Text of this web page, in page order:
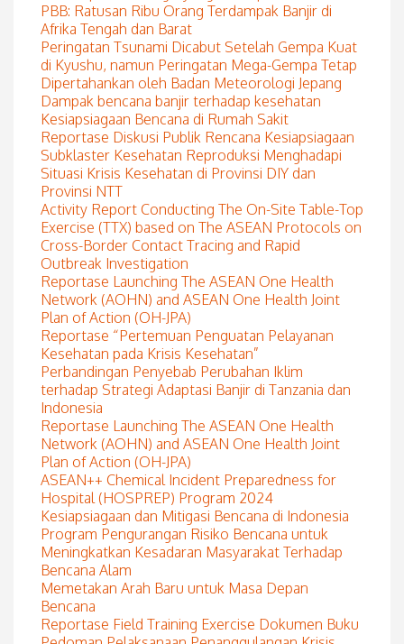
PBB: Ratusan Ribu Orang Terdampak Banjir di
Afrika Tengah dan Barat
Peringatan Tsunami Dicabut Setelah Gempa Kuat
di Kyushu, namun Peringatan Mega-Gempa Tetap
Dipertahankan oleh Badan Meteorologi Jepang
Dampak bencana banjir terhadap kesehatan
Kesiapsiagaan Bencana di Rumah Sakit
Reportase Diskusi Publik Rencana Kesiapsiagaan
Subklaster Kesehatan Reproduksi Menghadapi
Situasi Krisis Kesehatan di Provinsi DIY dan
Provinsi NTT
Activity Report Conducting The On-Site Table-Top
Exercise (TTX) based on The ASEAN Protocols on
Cross-Border Contact Tracing and Rapid
Outbreak Investigation
Reportase Launching The ASEAN One Health
Network (AOHN) and ASEAN One Health Joint
Plan of Action (OH-JPA)
Reportase “Pertemuan Penguatan Pelayanan
Kesehatan pada Krisis Kesehatan”
Perbandingan Penyebab Perubahan Iklim
terhadap Strategi Adaptasi Banjir di Tanzania dan
Indonesia
Reportase Launching The ASEAN One Health
Network (AOHN) and ASEAN One Health Joint
Plan of Action (OH-JPA)
ASEAN++ Chemical Incident Preparedness for
Hospital (HOSPREP) Program 2024
Kesiapsiagaan dan Mitigasi Bencana di Indonesia
Program Pengurangan Risiko Bencana untuk
Meningkatkan Kesadaran Masyarakat Terhadap
Bencana Alam
Memetakan Arah Baru untuk Masa Depan
Bencana
Reportase Field Training Exercise Dokumen Buku